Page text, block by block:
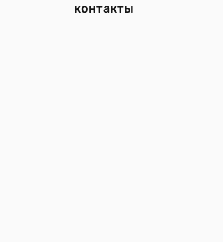
контакты